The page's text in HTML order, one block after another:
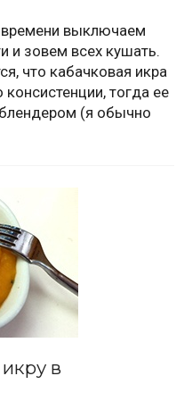
времени выключаем
и зовем всех кушать.
что кабачковая икра
тогда ее
(я обычно
в